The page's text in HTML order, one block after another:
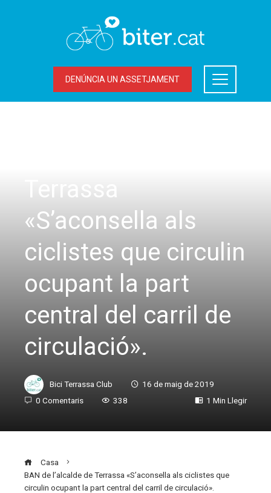
DENÚNCIA UN ASSETJAMENT
Terrassa
«S’aconsella als
ciclistes que circulin
ocupant la part
central del carril de
circulació».
Bici Terrassa Club
16 de maig de 2019
0 Comentaris
338 1 Min Llegir
Casa
BAN de l’alcalde de Terrassa «S’aconsella als ciclistes que
circulin ocupant la part central del carril de circulació».